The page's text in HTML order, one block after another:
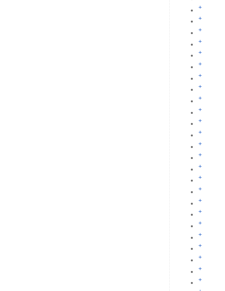
+
+
+
+
+
+
+
+
+
+
+
+
+
+
+
+
+
+
+
+
+
+
+
+
+